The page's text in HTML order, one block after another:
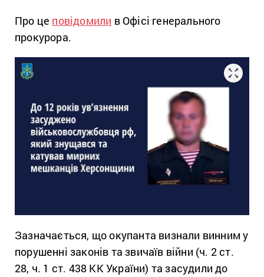
Про це повідомили в Офісі генерального
прокурора.
Зазначається, що окупанта визнали винним у
порушенні законів та звичаїв війни (ч. 2 ст.
28, ч. 1 ст. 438 КК України) та засудили до